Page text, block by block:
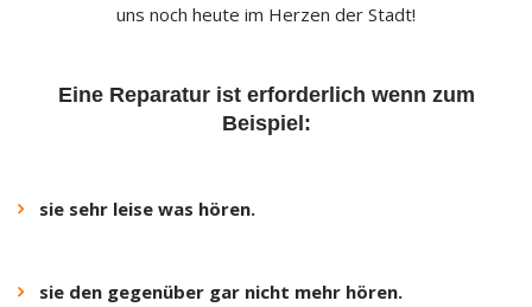
uns noch heute im Herzen der Stadt!
Eine Reparatur ist erforderlich wenn zum
Beispiel:
sie sehr leise was hören.
sie den gegenüber gar nicht mehr hören.